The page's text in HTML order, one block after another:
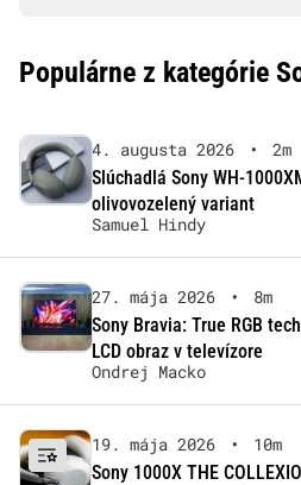
Populárne z kategórie
4. augusta 2026 •
2m
Slúchadlá Sony WH-
olivovozelený variant
Samuel Hindy
27. mája 2026 •
8m
Sony Bravia: True RGB
LCD obraz v televízore
Ondrej Macko
19. mája 2026 •
10m
Sony 1000X THE